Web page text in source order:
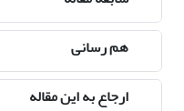
هم رسانی
ارجاع به این مقاله